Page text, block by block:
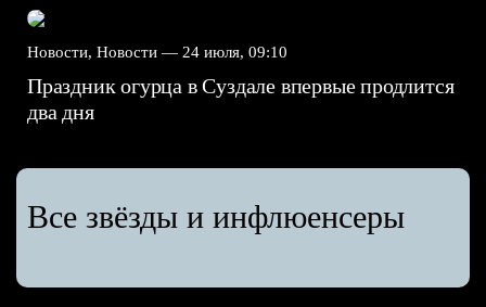
Новости, Новости — 24 июля, 09:10
Праздник огурца в Суздале впервые продлится
два дня
Все звёзды и инфлюенсеры